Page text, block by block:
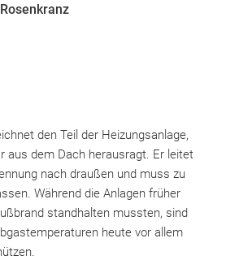
den Teil der Heizungsanlage,
aus dem Dach herausragt. Er leitet
nach draußen und muss zu
Während die Anlagen früher
standhalten mussten, sind
heute vor allem